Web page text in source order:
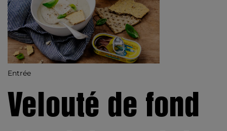
Entrée
Velouté de fond